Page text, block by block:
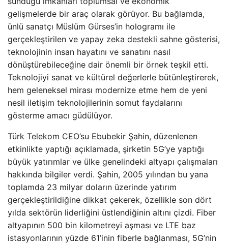
gelişmelerde bir araç olarak görüyor. Bu bağlamda,
ünlü sanatçı Müslüm Gürses’in hologramı ile
gerçekleştirilen ve yapay zeka destekli sahne gösterisi,
teknolojinin insan hayatını ve sanatını nasıl
dönüştürebileceğine dair önemli bir örnek teşkil etti.
Teknolojiyi sanat ve kültürel değerlerle bütünleştirerek,
hem geleneksel mirası modernize etme hem de yeni
nesil iletişim teknolojilerinin somut faydalarını
gösterme amacı güdülüyor.
Türk Telekom CEO’su Ebubekir Şahin, düzenlenen
etkinlikte yaptığı açıklamada, şirketin 5G’ye yaptığı
büyük yatırımlar ve ülke genelindeki altyapı çalışmaları
hakkında bilgiler verdi. Şahin, 2005 yılından bu yana
toplamda 23 milyar doların üzerinde yatırım
gerçekleştirildiğine dikkat çekerek, özellikle son dört
yılda sektörün liderliğini üstlendiğinin altını çizdi. Fiber
altyapının 500 bin kilometreyi aşması ve LTE baz
istasyonlarının yüzde 61’inin fiberle bağlanması, 5G’nin